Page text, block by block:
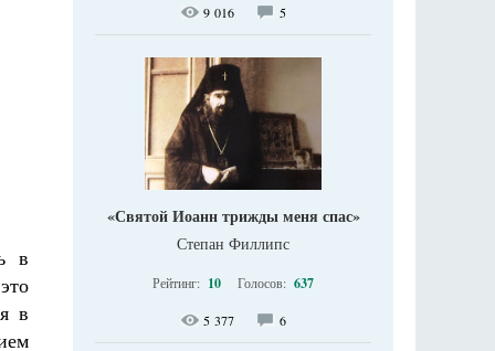
в
в
9 016 5
«Святой Иоанн трижды меня спас»
Степан Филлипс
Рейтинг: 10 Голосов: 637
5 377 6